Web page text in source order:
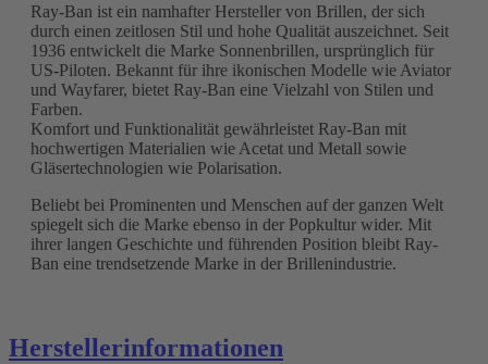
Ray-Ban ist ein namhafter Hersteller von Brillen, der sich
durch einen zeitlosen Stil und hohe Qualität auszeichnet. Seit
1936 entwickelt die Marke Sonnenbrillen, ursprünglich für
US-Piloten. Bekannt für ihre ikonischen Modelle wie Aviator
und Wayfarer, bietet Ray-Ban eine Vielzahl von Stilen und
Farben.
Komfort und Funktionalität gewährleistet Ray-Ban mit
hochwertigen Materialien wie Acetat und Metall sowie
Gläsertechnologien wie Polarisation.
Beliebt bei Prominenten und Menschen auf der ganzen Welt
spiegelt sich die Marke ebenso in der Popkultur wider. Mit
ihrer langen Geschichte und führenden Position bleibt Ray-
Ban eine trendsetzende Marke in der Brillenindustrie.
Herstellerinformationen